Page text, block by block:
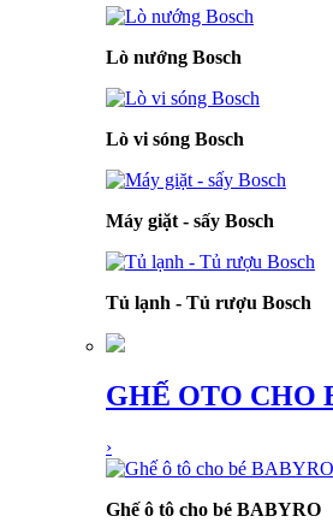
Lò nướng Bosch
Lò vi sóng Bosch
Máy giặt - sấy Bosch
Tủ lạnh - Tủ rượu Bosch
GHẾ OTO CHO
›
Ghế ô tô cho bé BABYRO